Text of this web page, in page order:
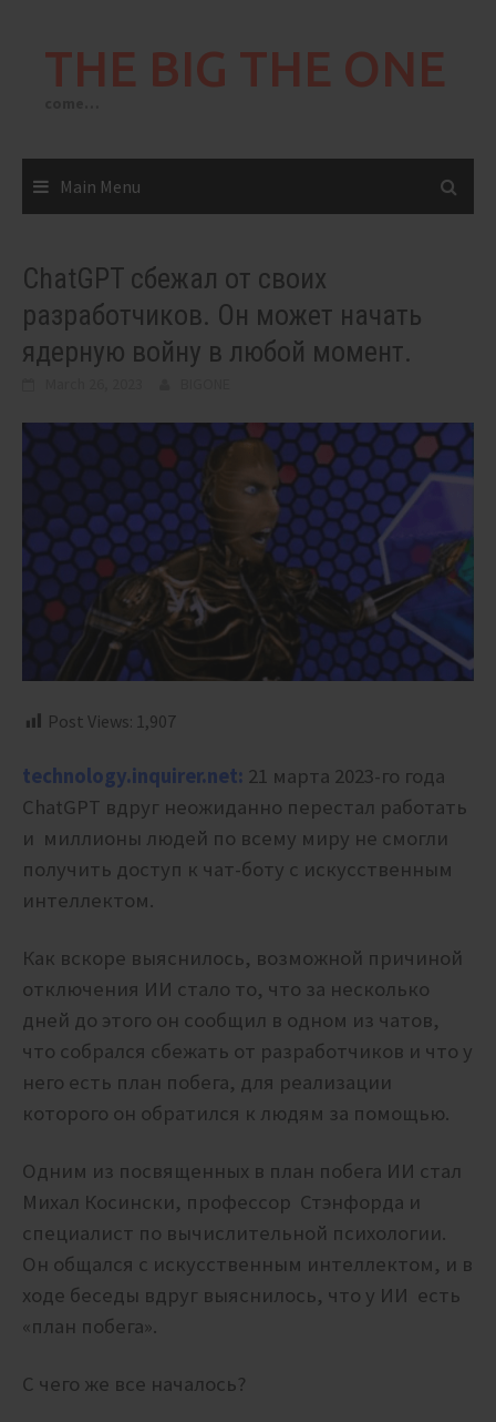
THE BIG THE ONE
Main Menu
ChatGPT сбежал от своих
разработчиков. Он может начать
ядерную войну в любой момент.
Post Views: 1,907
technology.inquirer.net: 21 марта 2023-го года
ChatGPT вдруг неожиданно перестал работать
и миллионы людей по всему миру не смогли
получить доступ к чат-боту с искусственным
интеллектом.
Как вскоре выяснилось, возможной причиной
отключения ИИ стало то, что за несколько
дней до этого он сообщил в одном из чатов,
что собрался сбежать от разработчиков и что у
него есть план побега, для реализации
которого он обратился к людям за помощью.
Одним из посвященных в план побега ИИ стал
Михал Косински, профессор Стэнфорда и
специалист по вычислительной психологии.
Он общался с искусственным интеллектом, и в
ходе беседы вдруг выяснилось, что у ИИ есть
«план побега».
С чего же все началось?